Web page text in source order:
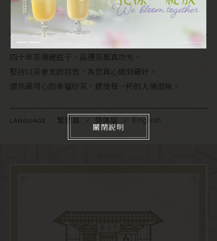
創立於乙酉年
四十年茶湯硬底子，品選茶葉真功夫。
堅持以茶會友的初衷，為您真心做到最好。
提供最用心的幸福好茶，感受每一杯的人情滋味。
LANGUAGE 繁體版 簡体版 English
關閉說明